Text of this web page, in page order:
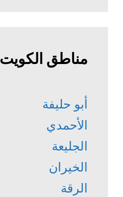
مناطق الكويت
أبو حليفة
الأحمدي
الجليعة
الخيران
الرقة